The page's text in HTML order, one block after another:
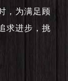
，为满足顾
求进步，挑